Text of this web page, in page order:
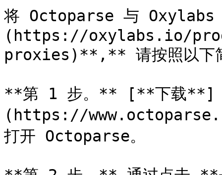
将 Octoparse 与
(https://oxylabs.io/
proxies)**,** 请按照以下
**第 1 步。** [**下载**]
(https://
打开 Octoparse。